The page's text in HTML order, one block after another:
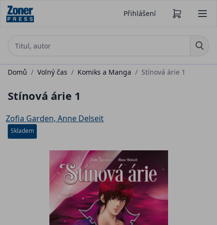
Přihlášení
Domů / Volný čas / Komiks a Manga / Stínová árie 1
Stínová árie 1
Zofia Garden, Anne Delseit
Skladem